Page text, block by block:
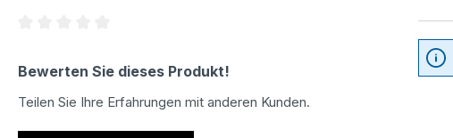
Bewerten Sie dieses Produkt!
Teilen Sie Ihre Erfahrungen mit anderen Kunden.